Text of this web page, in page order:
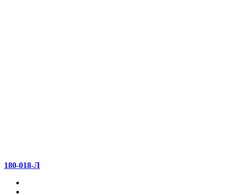
180-018-Л